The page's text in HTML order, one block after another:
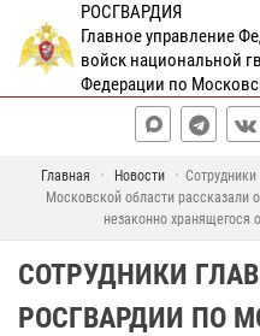
РОСГВАРДИЯ
Главное управление
войск национальной
Федерации по
Главная Новости
Сотрудники
Московской области рассказали
незаконно хранящегося
СОТРУДНИКИ
РОСГВАРДИИ ПО